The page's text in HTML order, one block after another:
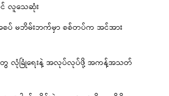
င် လူသေဆုံး
အစပ် မဘိမ်းဘက်မှာ စစ်တပ်က အင်အား
တွေ လုံခြုံရေးနဲ့ အလုပ်လုပ်ဖို့ အကန့်အသတ်